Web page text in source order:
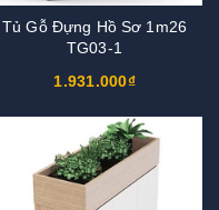
Tủ Gỗ Đựng Hồ Sơ 1m26
TG03-1
1.931.000₫